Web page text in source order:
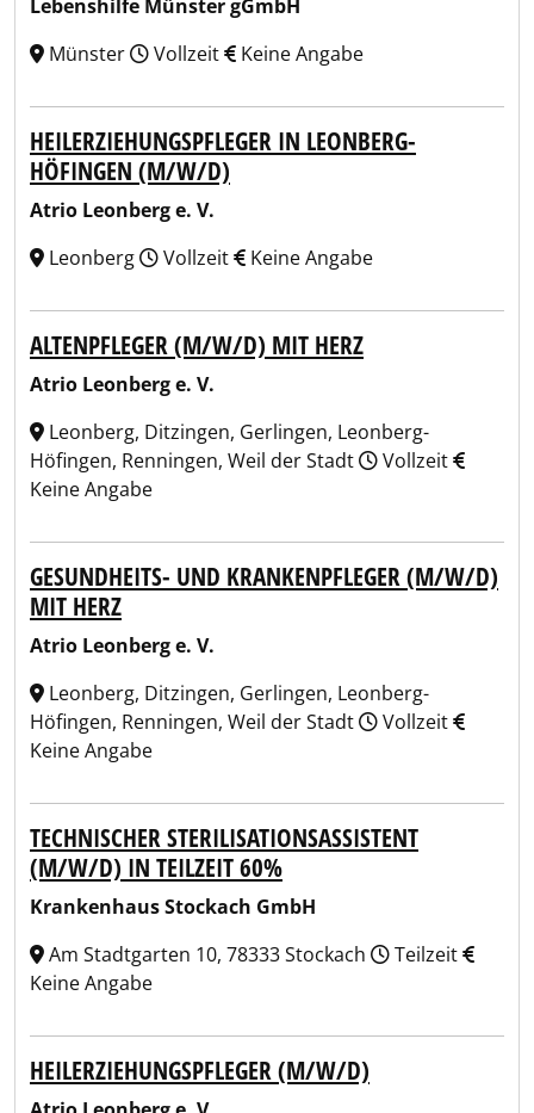
Lebenshilfe Münster gGmbH
Münster
Vollzeit Keine Angabe
HEILERZIEHUNGSPFLEGER IN LEONBERG-
HÖFINGEN (M/W/D)
Atrio Leonberg e. V.
Leonberg
Vollzeit Keine Angabe
ALTENPFLEGER (M/W/D) MIT HERZ
Atrio Leonberg e. V.
Leonberg, Ditzingen, Gerlingen, Leonberg-
Höfingen, Renningen, Weil der Stadt
Vollzeit
Keine Angabe
GESUNDHEITS- UND KRANKENPFLEGER (M/W/D)
MIT HERZ
Atrio Leonberg e. V.
Leonberg, Ditzingen, Gerlingen, Leonberg-
Höfingen, Renningen, Weil der Stadt
Vollzeit
Keine Angabe
TECHNISCHER STERILISATIONSASSISTENT
(M/W/D) IN TEILZEIT 60%
Krankenhaus Stockach GmbH
Am Stadtgarten 10, 78333 Stockach
Teilzeit
Keine Angabe
HEILERZIEHUNGSPFLEGER (M/W/D)